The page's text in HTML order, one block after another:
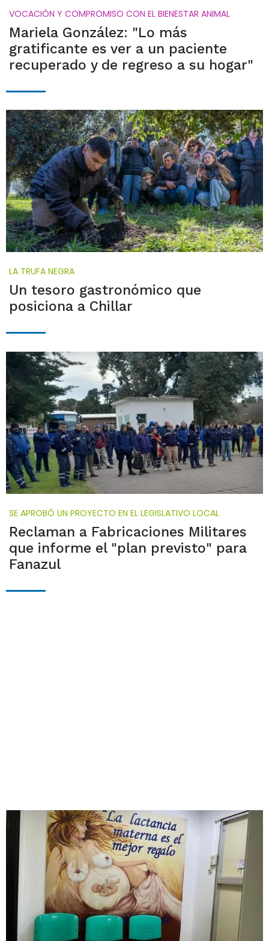
VOCACIÓN Y COMPROMISO CON EL BIENESTAR ANIMAL
Mariela González: "Lo más
gratificante es ver a un paciente
recuperado y de regreso a su hogar"
LA TRUFA NEGRA
Un tesoro gastronómico que
posiciona a Chillar
SE APROBÓ UN PROYECTO EN EL LEGISLATIVO LOCAL
Reclaman a Fabricaciones Militares
que informe el "plan previsto" para
Fanazul